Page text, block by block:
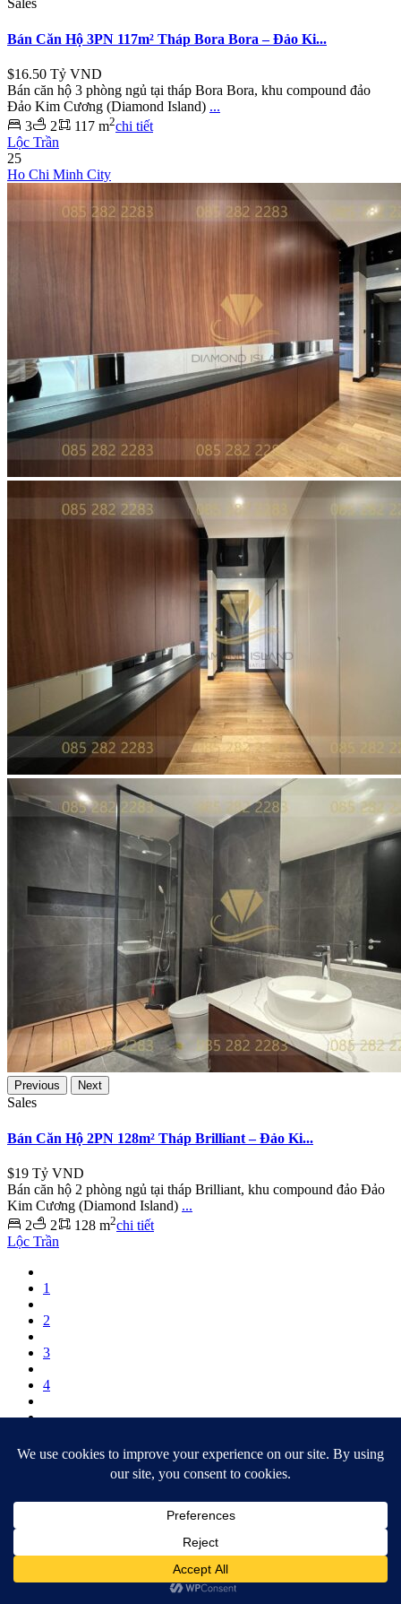
Sales
Bán Căn Hộ 3PN 117m² Tháp Bora Bora – Đảo Ki...
$16.50 Tỷ VND
Bán căn hộ 3 phòng ngủ tại tháp Bora Bora, khu compound đảo
Đảo Kim Cương (Diamond Island) ...
3
2 117 m2chi tiết
Lộc Trần
25
Ho Chi Minh City
Previous Next
Sales
Bán Căn Hộ 2PN 128m² Tháp Brilliant – Đảo Ki...
$19 Tỷ VND
Bán căn hộ 2 phòng ngủ tại tháp Brilliant, khu compound đảo Đảo
Kim Cương (Diamond Island) ...
2
2 128 m2chi tiết
Lộc Trần
1
2
3
4
Welcome to Realtique Vietnam